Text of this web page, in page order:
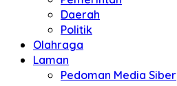
Daerah
Politik
Olahraga
Laman
Pedoman Media Siber